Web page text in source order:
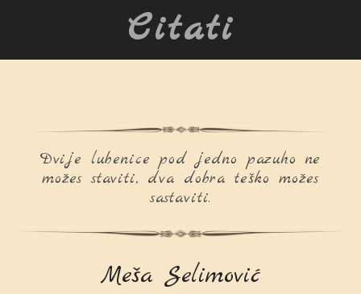
Citati
Dvije lubenice pod jedno pazuho ne
možes staviti, dva dobra teško možes
sastaviti.
Meša Selimović